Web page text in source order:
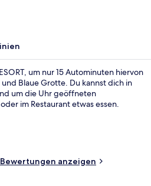
um nur 15 Autominuten hiervon
Blaue Grotte. Du kannst dich in
um die Uhr geöffneten
im Restaurant etwas essen.
anzeigen